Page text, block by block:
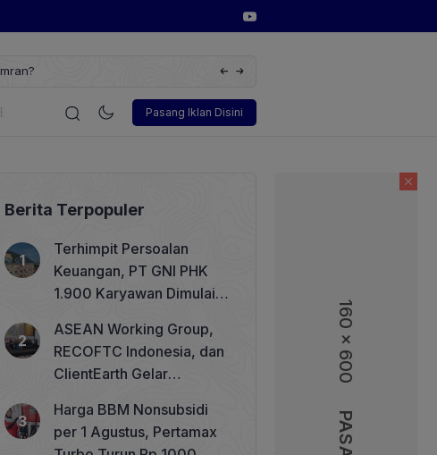
160 x 600
Huawei Digital Power Dorong Indonesia Menuju Revolusi Energi Terbarukan
Pasang Iklan Disini
Energi Korporasi Teknologi Otomotif
Berita Terpopuler
Terhimpit Persoalan
Keuangan, PT GNI PHK
1.900 Karyawan Dimulai 5
ASEAN Working Group,
RECOFTC Indonesia, dan
ClientEarth Gelar
Memperkuat Tata Kelola
Perhutanan Sosial
Harga BBM Nonsubsidi
per 1 Agustus, Pertamax